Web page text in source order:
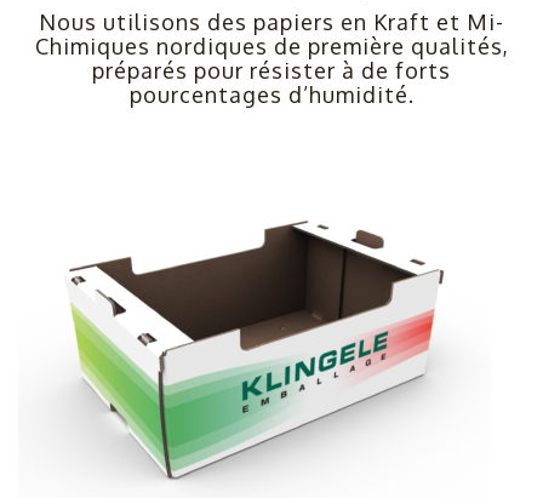
Nous utilisons des papiers en Kraft et Mi-
Chimiques nordiques de première qualités,
préparés pour résister à de forts
pourcentages d’humidité.